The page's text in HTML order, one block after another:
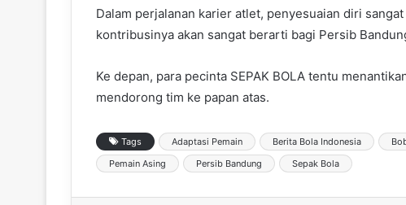
Dalam perjalanan karier atlet, penyesuaian diri
kontribusinya akan sangat berarti bagi Persib
Ke depan, para pecinta SEPAK BOLA tentu
mendorong tim ke papan atas.
Tags Adaptasi Pemain Berita Bola Indonesia
Pemain Asing
Persib Bandung Sepak Bola